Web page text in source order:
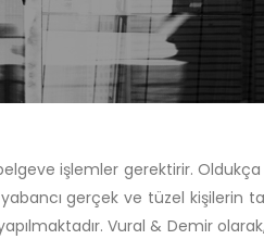
işlemler gerektirir.
gerçek ve tüzel kişilerin
Vural & Demir